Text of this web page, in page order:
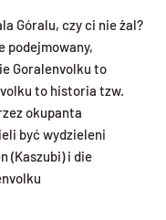
Góralu, czy ci nie żal?
podejmowany,
Goralenvolku to
to historia tzw.
okupanta
być wydzieleni
(Kaszubi) i die